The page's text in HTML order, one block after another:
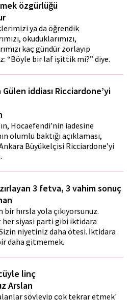
özgürlüğü
ya da öğrendik
okuduklarımızı,
kaç gündür zorlayıp
“Böyle bir laf işittik mi?” diye.
Gülen iddiası Ricciardone’yi
Hocaefendi’nin iadesine
olumlu baktığı açıklaması,
Büyükelçisi Ricciardone’yi
3 fetva, 3 vahim sonuç
bir hırsla yola çıkıyorsunuz.
siyasi parti gibi iktidara
niyetiniz daha ötesi. İktidara
daha gitmemek.
linç
Arslan
söyleyip çok tekrar etmek'